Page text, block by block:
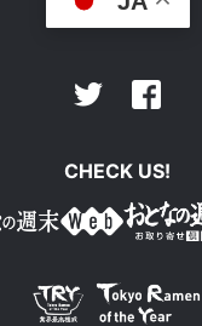
Twitter
CHECK US!